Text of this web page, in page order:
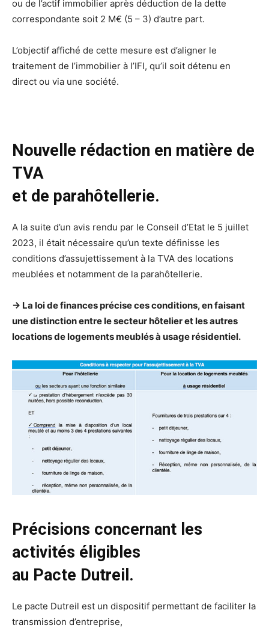
ou de l’actif immobilier après déduction de la dette
correspondante soit 2 M€ (5 – 3) d’autre part.
L’objectif affiché de cette mesure est d’aligner le
traitement de l’immobilier à l’IFI, qu’il soit détenu en
direct ou via une société.
Nouvelle rédaction en matière de
TVA
et de parahôtellerie.
A la suite d’un avis rendu par le Conseil d’Etat le 5 juillet
2023, il était nécessaire qu’un texte définisse les
conditions d’assujettissement à la TVA des locations
meublées et notamment de la parahôtellerie.
-> La loi de finances précise ces conditions, en faisant
une distinction entre le secteur hôtelier et les autres
locations de logements meublés à usage résidentiel.
Précisions concernant les
activités éligibles
au Pacte Dutreil.
Le pacte Dutreil est un dispositif permettant de faciliter la
transmission d’entreprise,